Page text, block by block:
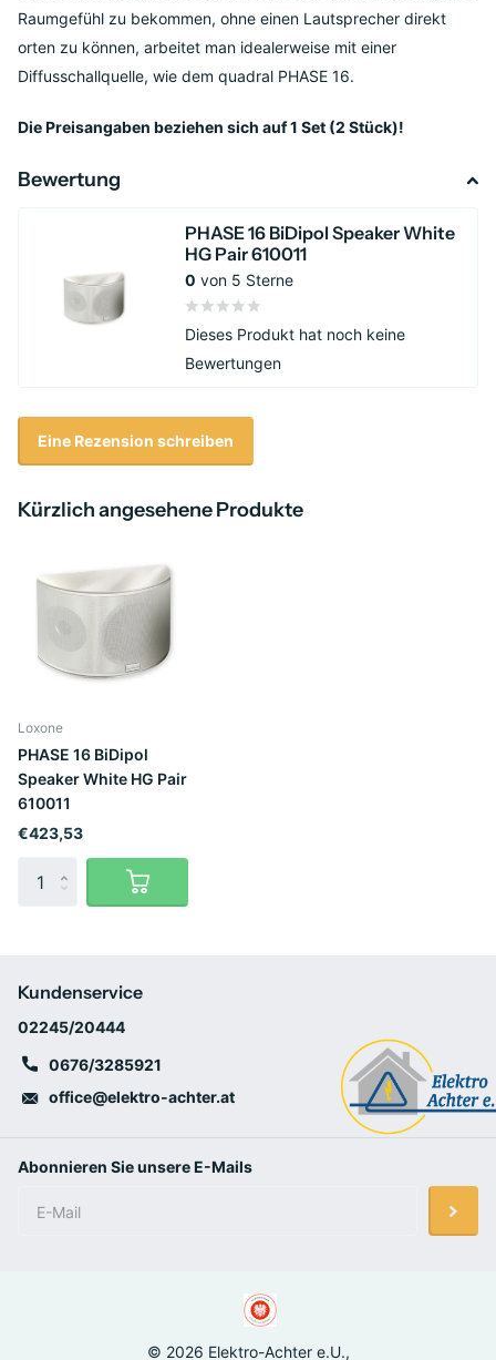
Raumgefühl zu bekommen, ohne einen Lautsprecher direkt
orten zu können, arbeitet man idealerweise mit einer
Diffusschallquelle, wie dem quadral PHASE 16.
Die Preisangaben beziehen sich auf 1 Set (2 Stück)!
Bewertung
PHASE 16 BiDipol Speaker White
HG Pair 610011
0 von 5 Sterne
Dieses Produkt hat noch keine
Bewertungen
Eine Rezension schreiben
Kürzlich angesehene Produkte
Loxone
PHASE 16 BiDipol
Speaker White HG Pair
610011
€423,53
Kundenservice
02245/20444
0676/3285921
office@elektro-achter.at
Abonnieren Sie unsere E-Mails
© 2026 Elektro-Achter e.U.,